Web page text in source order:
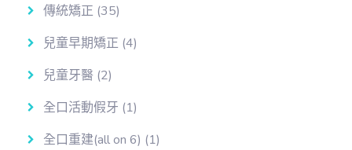
傳統矯正 (35)
兒童早期矯正 (4)
兒童牙醫 (2)
全口活動假牙 (1)
全口重建(all on 6) (1)